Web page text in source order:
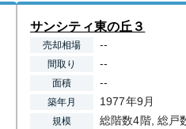
サンシティ東の丘３
売却相場 --
間取り --
面積 --
築年月 1977年9月
規模 総階数4階, 総戸